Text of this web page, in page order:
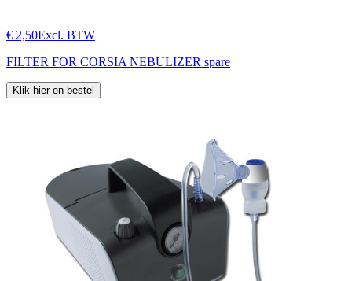
€ 2,50Excl. BTW
FILTER FOR CORSIA NEBULIZER spare
Klik hier en bestel